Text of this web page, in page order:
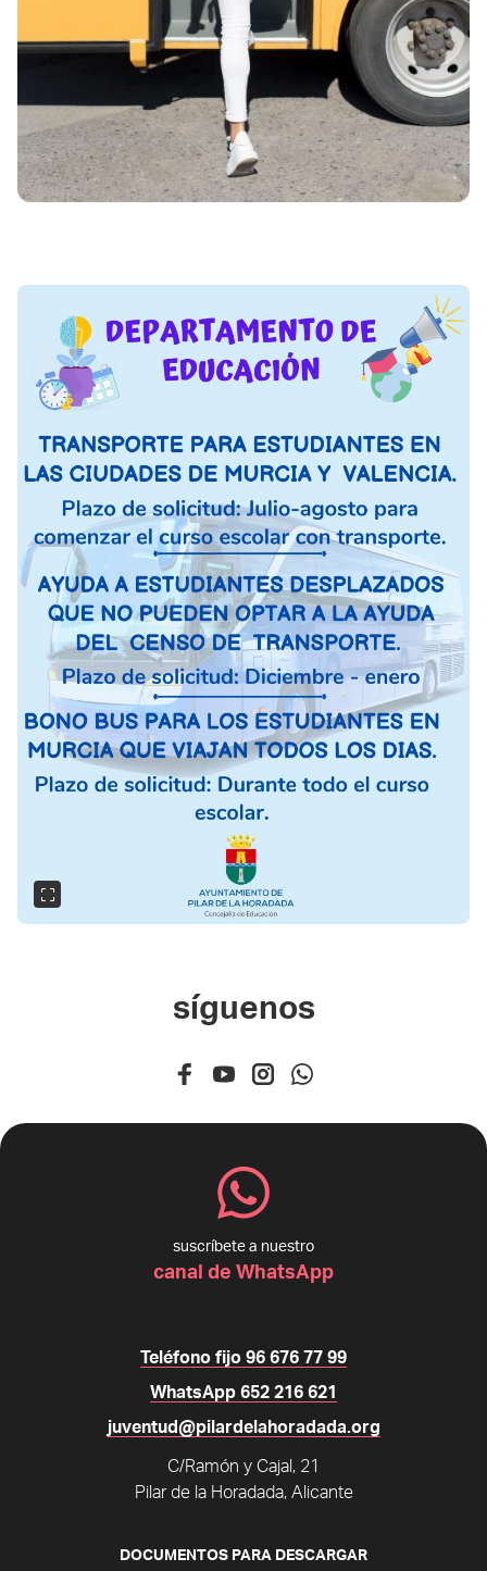
síguenos
suscríbete a nuestro
canal de WhatsApp
Teléfono fijo 96 676 77 99
WhatsApp 652 216 621
juventud@pilardelahoradada.org
C/Ramón y Cajal, 21
Pilar de la Horadada, Alicante
DOCUMENTOS PARA DESCARGAR